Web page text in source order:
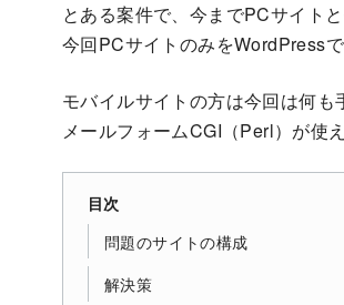
とある案件で、今までPCサイト
今回PCサイトのみをWordPressで
モバイルサイトの方は今回は何
メールフォームCGI（Perl）が使
目次
問題のサイトの構成
解決策